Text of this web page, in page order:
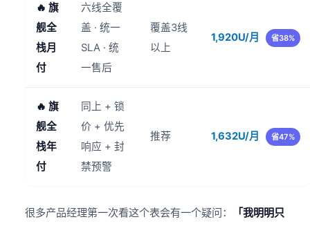
🔥 旗
舰全
栈月
付
六线全覆
盖 · 统一
SLA · 统
一售后
覆盖3线
以上
1,920U/月 省38%
🔥 旗
舰全
栈年
付
同上 + 锁
价 + 优先
响应 + 封
禁预警
推荐 1,632U/月 省47%
很多产品经理第一次看这个表会有一个疑问：
「我明明只